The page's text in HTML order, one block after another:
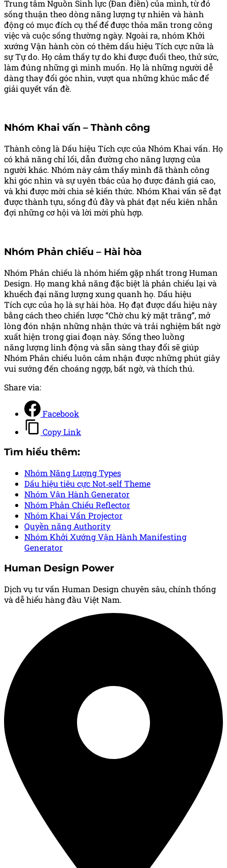
Trung tâm Nguồn Sinh lực (Đan điền) của mình, từ đó
sống thuận theo dòng năng lượng tự nhiên và hành
động có mục đích cụ thể để được thỏa mãn trong công
việc và cuộc sống thường ngày. Ngoài ra, nhóm Khởi
xướng Vận hành còn có thêm dấu hiệu Tích cực nữa là
sự Tự do. Họ cảm thấy tự do khi được đuổi theo, thử sức,
làm đúng những gì mình muốn. Họ là những người dễ
dàng thay đổi góc nhìn, vượt qua những khúc mắc để
giải quyết vấn đề.
Nhóm Khai vấn – Thành công
Thành công là Dấu hiệu Tích cực của Nhóm Khai vấn. Họ
có khả năng chỉ lối, dẫn đường cho năng lượng của
người khác. Nhóm này cảm thấy mình đã thành công
khi góc nhìn và sự uyên tbác của họ được đánh giá cao,
và khi được mời chia sẻ kiến thức. Nhóm Khai vấn sẽ đạt
được thành tựu, sống đủ đầy và phát đạt nếu kiên nhẫn
đợi những cơ hội và lời mời phù hợp.
Nhóm Phản chiếu – Hài hòa
Nhóm Phản chiếu là nhóm hiếm gặp nhất trong Human
Design. Họ mang khả năng đặc biệt là phản chiếu lại và
khuếch đại năng lượng xung quanh họ. Dấu hiệu
Tích cực của họ là sự hài hòa. Họ đạt được dấu hiệu này
bằng cách theo chiến lược “Chờ chu kỳ mặt trăng”, mở
lòng đón nhận những nhận thức và trải nghiệm bất ngờ
xuất hiện trong giai đoạn này. Sống theo luồng
năng lượng linh động và sẵn sàng thay đổi sẽ giúp
Nhóm Phản chiếu luôn cảm nhận được những phút giây
vui sướng đến choáng ngợp, bất ngờ, và thích thú.
Share via:
Facebook
Copy Link
Tìm hiểu thêm:
Nhóm Năng LượngTypes
Dấu hiệu tiêu cựcNot‑self Theme
Nhóm Vận Hành Generator
Nhóm Phản Chiếu Reflector
Nhóm Khai Vấn Projector
Quyền năng Authority
Nhóm Khởi Xướng Vận Hành Manifesting
Generator
Human Design Power
Dịch vụ tư vấn Human Design chuyên sâu, chính thống
và dễ hiểu hàng đầu Việt Nam.